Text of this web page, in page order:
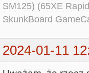
SM125) (65XE
SkunkBoard
2024-01-11